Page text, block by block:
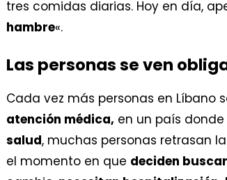
tres comidas diarias. Hoy en día,
hambre«.
Las personas se ven
Cada vez más personas en Líbano
atención médica, en un país
salud, muchas personas retrasan
el momento en que deciden